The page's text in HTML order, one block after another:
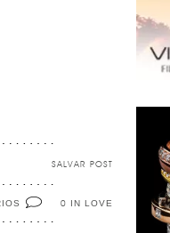
SALVAR POST
0 IN LOVE